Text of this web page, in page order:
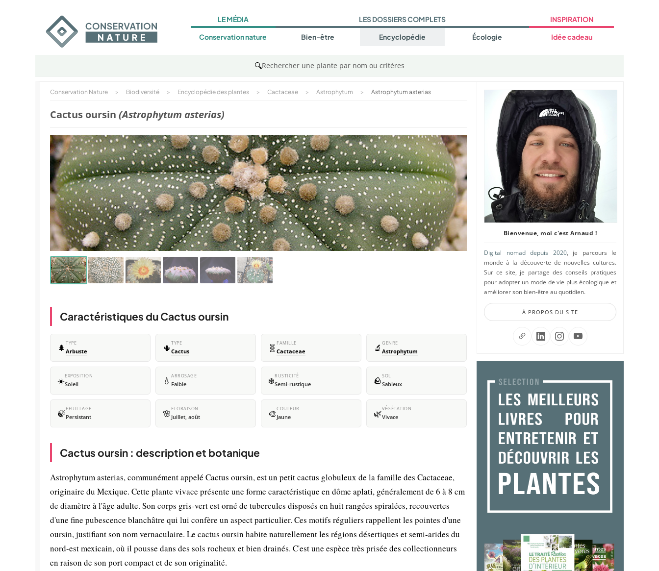
LE MÉDIA
Conservation nature
LES DOSSIERS COMPLETS
Bien-être Encyclopédie Écologie
INSPIRATION
Idée cadeau
🔍Rechercher une plante par nom ou critères
Conservation Nature > Biodiversité > Encyclopédie des plantes > Cactaceae > Astrophytum > Astrophytum asterias
Cactus oursin (Astrophytum asterias)
Caractéristiques du Cactus oursin
🌲 TYPE
Arbuste 🌵 TYPE
Cactus 🧬 FAMILLE
Cactaceae 🔬 GENRE
Astrophytum
☀️EXPOSITION
Soleil 💧 ARROSAGE
Faible ❄️RUSTICITÉ
Semi-rustique 🪨SOL
Sableux
🍃FEUILLAGE
Persistant 🌸 FLORAISON
Juillet, août 🎨COULEUR
Jaune 🌿VÉGÉTATION
Vivace
Cactus oursin : description et botanique
Astrophytum asterias, communément appelé Cactus oursin, est un petit cactus globuleux de la famille des Cactaceae,
originaire du Mexique. Cette plante vivace présente une forme caractéristique en dôme aplati, généralement de 6 à 8 cm
de diamètre à l'âge adulte. Son corps gris-vert est orné de tubercules disposés en huit rangées spiralées, recouvertes
d'une fine pubescence blanchâtre qui lui confère un aspect particulier. Ces motifs réguliers rappellent les pointes d'une
oursin, justifiant son nom vernaculaire. Le cactus oursin habite naturellement les régions désertiques et semi-arides du
nord-est mexicain, où il pousse dans des sols rocheux et bien drainés. C'est une espèce très prisée des collectionneurs
en raison de son port compact et de son originalité.
Bienvenue, moi c'est Arnaud !
Digital nomad depuis 2020, je parcours le
monde à la découverte de nouvelles cultures.
Sur ce site, je partage des conseils pratiques
pour adopter un mode de vie plus écologique et
améliorer son bien-être au quotidien.
À PROPOS DU SITE